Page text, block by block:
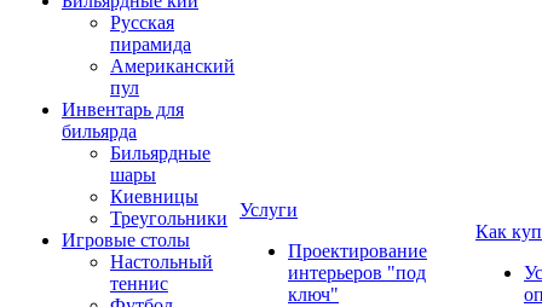
Русская
пирамида
Американский
пул
Инвентарь для
бильярда
Бильярдные
шары
Киевницы
Треугольники
Игровые столы
Настольный
теннис
Услуги
Проектирование
интерьеров "под
ключ"
Как